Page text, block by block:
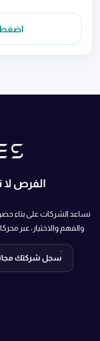
الفرص
نساعد الشركات على بناء
والفهم والاختيار، عبر
سجل شركتك